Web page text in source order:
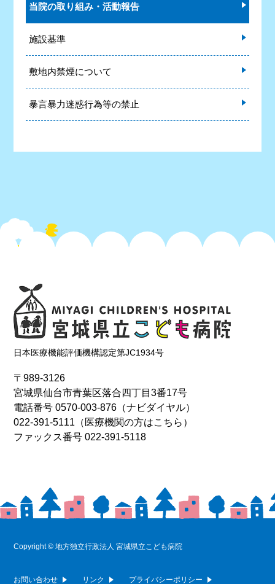
当院の取り組み・活動報告
施設基準
敷地内禁煙について
暴言暴力迷惑行為等の禁止
日本医療機能評価機構認定第JC1934号
〒989-3126
宮城県仙台市青葉区落合四丁目3番17号
電話番号0570-003-876 （ナビダイヤル）
022-391-5111 （医療機関の方はこちら）
ファックス番号 022-391-5118
Copyright © 地方独立行政法人 宮城県立こども病院
お問い合わせ リンク プライバシーポリシー